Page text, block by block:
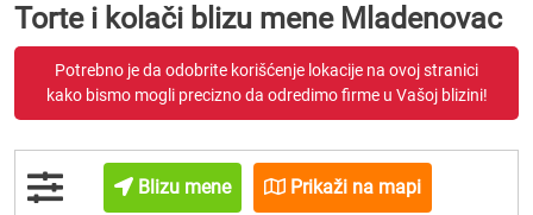
Torte i kolači blizu mene Mladenovac
Potrebno je da odobrite korišćenje lokacije na ovoj stranici
kako bismo mogli precizno da odredimo firme u Vašoj blizini!
Blizu mene Prikaži na mapi